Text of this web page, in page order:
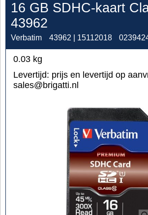
16 GB SDHC-kaart
43962
Verbatim 43962 | 15112018
0.03 kg
Levertijd: prijs en levertijd op
sales@brigatti.nl